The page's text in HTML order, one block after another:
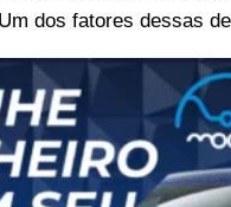
dos fatores dessas